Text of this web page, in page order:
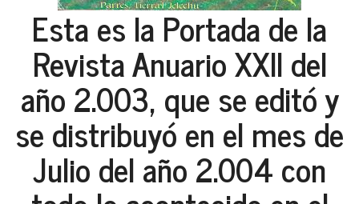
Esta es la Portada de la
Revista Anuario XXII del
año 2.003, que se editó y
se distribuyó en el mes de
Julio del año 2.004 con